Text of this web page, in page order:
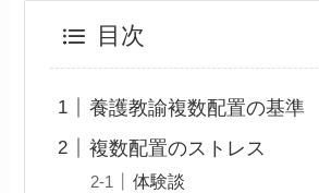
目次
養護教諭複数配置の基準
複数配置のストレス
体験談